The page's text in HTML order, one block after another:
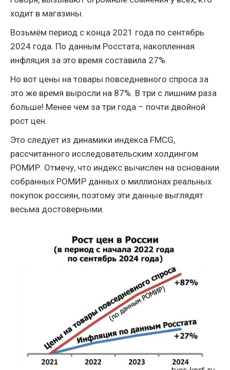
ходит в магазины.
Возьмём период с конца 2021 года по сентябрь
2024 года. По данным Росстата, накопленная
инфляция за это время составила 27%.
Но вот цены на товары повседневного спроса за
это же время выросли на 87%. В три с лишним раза
больше! Менее чем за три года – почти двойной
рост цен.
Это следует из динамики индекса FMCG,
рассчитанного исследовательским холдингом
РОМИР. Отмечу, что индекс вычислен на основании
собранных РОМИР данных о миллионах реальных
покупок россиян, поэтому эти данные выглядят
весьма достоверными.